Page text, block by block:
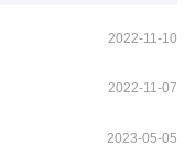
2022-11-10
2022-11-07
2023-05-05